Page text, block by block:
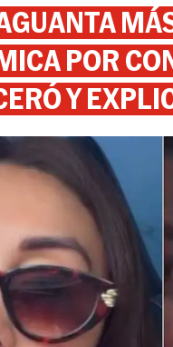
POR
Y